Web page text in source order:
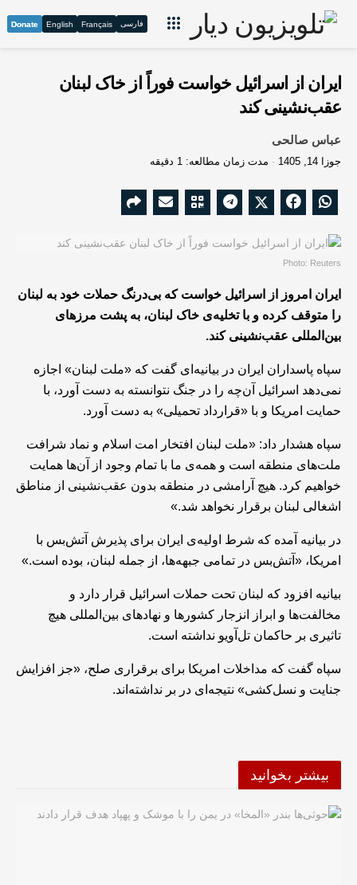
فارسی Français
English
Donate
ایران از اسرائیل خواست فوراً از خاک لبنان
عقب‌نشینی کند
عباس صالحی
جوزا 14, 1405 مدت زمان مطالعه: 1 دقیقه
Photo: Reuters
ایران امروز از اسرائیل خواست که بی‌درنگ حملات خود به لبنان
را متوقف کرده و با تخلیه‌ی خاک لبنان، به پشت مرزهای
بین‌المللی عقب‌نشینی کند.
سپاه پاسداران ایران در بیانیه‌ای گفت که «ملت لبنان» اجازه
نمی‌دهد اسرائیل آن‌چه را در جنگ نتوانسته به دست آورد، با
حمایت امریکا و با «قرارداد تحمیلی» به دست آورد.
سپاه هشدار داد: «ملت لبنان افتخار امت اسلام و نماد شرافت
ملت‌های منطقه است و همه‌ی ما با تمام وجود از آن‌ها همایت
خواهیم کرد. هیچ آرامشی در منطقه بدون عقب‌نشینی از مناطق
اشغالی لبنان برقرار نخواهد شد.»
در بیانیه آمده که شرط اولیه‌ی ایران برای پذیرش آتش‌بس با
امریکا، «آتش‌بس در تمامی جبهه‌ها، از جمله لبنان، بوده است.»
بیانیه افزود که لبنان تحت حملات اسرائیل قرار دارد و
مخالفت‌ها و ابراز انزجار کشورها و نهادهای بین‌المللی هیچ
تاثیری بر حاکمان تل‌آویو نداشته است.
سپاه گفت که مداخلات امریکا برای برقراری صلح، «جز افزایش
جنایت و نسل‌کشی» نتیجه‌ای در بر نداشته‌اند.
بیشتر بخوانید